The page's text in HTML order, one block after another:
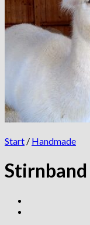
Start / Handmade
Stirnband